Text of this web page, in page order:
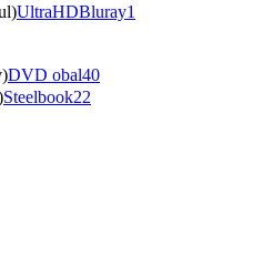
UltraHDBluray1
DVD obal40
Steelbook22